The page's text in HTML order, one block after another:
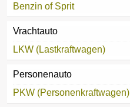
Benzin of Sprit
Vrachtauto
LKW (Lastkraftwagen)
Personenauto
PKW (Personenkraftwagen)